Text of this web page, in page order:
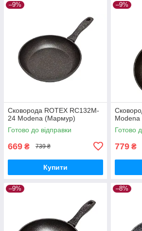
–9%
Сковорода ROTEX RC132M-
24 Modena (Мармур)
Готово до відправки
669 ₴ 739 ₴
Купити
–9%
Modena
Готово
779 ₴
–9% –8%